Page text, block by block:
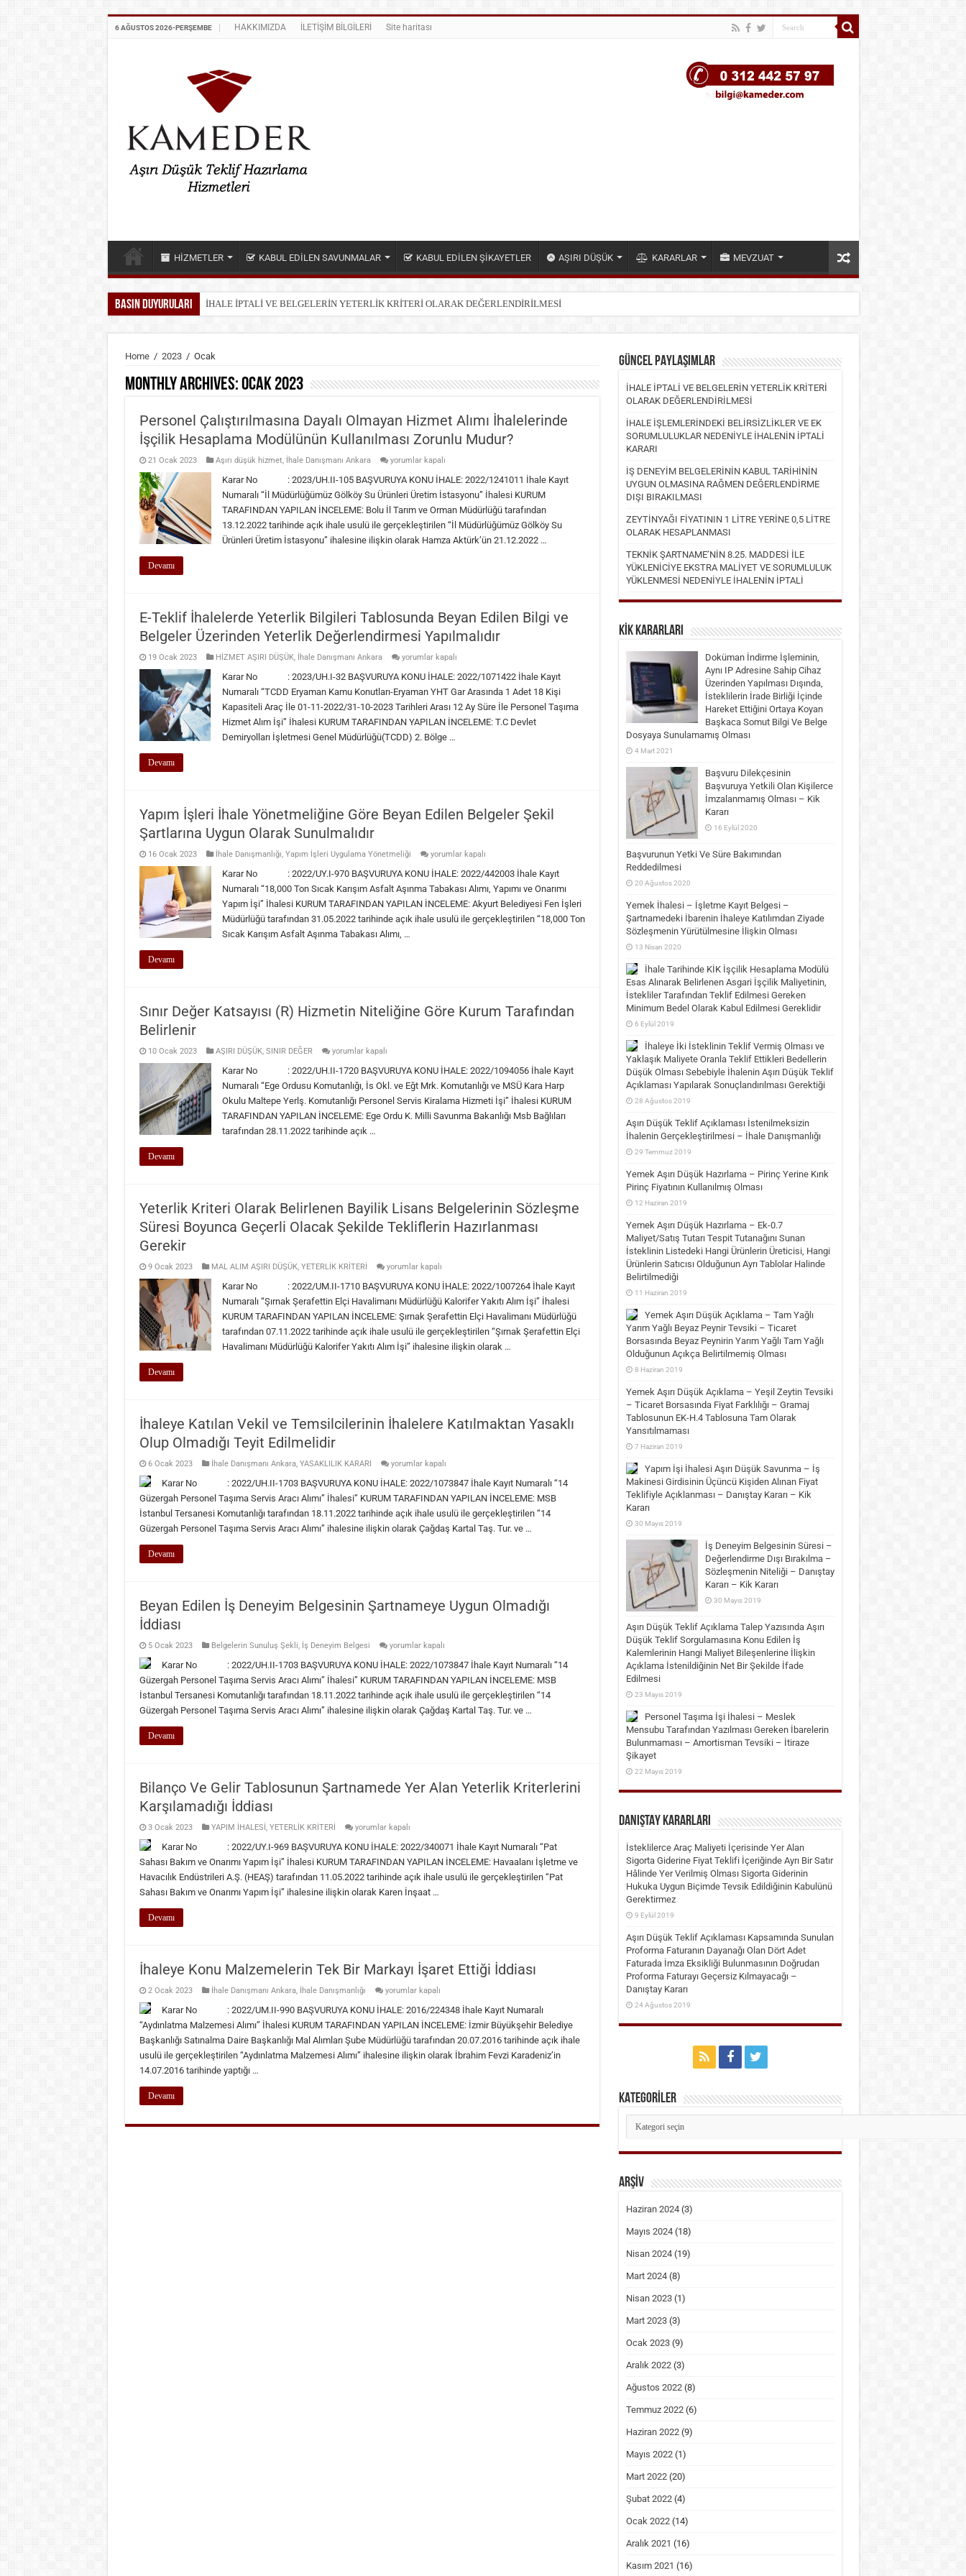
6 AĞUSTOS 2026-PERŞEMBE HAKKIMIZDA İLETİŞİM BİLGİLERİ Site haritası
HİZMETLER KABUL EDİLEN SAVUNMALAR KABUL EDİLEN ŞİKAYETLER AŞIRI DÜŞÜK KARARLAR MEVZUAT
Basın duyuruları İHALE İŞLEMLERİNDEKİ BELİRSİZLİKLER VE EK SORUMLULUKLAR NEDENİYLE İHALENİN İPTALİ KARARI
Home / 2023 / Ocak
Monthly Archives:Ocak 2023
Personel Çalıştırılmasına Dayalı Olmayan Hizmet Alımı İhalelerinde
İşçilik Hesaplama Modülünün Kullanılması Zorunlu Mudur?
21 Ocak 2023 Aşırı düşük hizmet, İhale Danışmanı Ankara
Personel
Dayalı
Olmayan
Hizmet
Alımı
İhalelerinde
İşçilik
Hesaplama
Modülünün
yorumlar kapalı
Karar No : 2023/UH.II-105 BAŞVURUYA KONU İHALE: 2022/1241011 İhale Kayıt
Numaralı “İl Müdürlüğümüz Gölköy Su Ürünleri Üretim İstasyonu” İhalesi KURUM
TARAFINDAN YAPILAN İNCELEME: Bolu İl Tarım ve Orman Müdürlüğü tarafından
13.12.2022 tarihinde açık ihale usulü ile gerçekleştirilen “İl Müdürlüğümüz Gölköy Su
Ürünleri Üretim İstasyonu” ihalesine ilişkin olarak Hamza Aktürk’ün 21.12.2022 …
Devamı
E-Teklif İhalelerde Yeterlik Bilgileri Tablosunda Beyan Edilen Bilgi ve
Belgeler Üzerinden Yeterlik Değerlendirmesi Yapılmalıdır
19 Ocak 2023 HİZMET AŞIRI DÜŞÜK, İhale Danışmanı Ankara
E-
İhalelerde
Bilgileri
Tablosunda
Beyan
Edilen
Bilgi
ve
yorumlar kapalı
Karar No : 2023/UH.I-32 BAŞVURUYA KONU İHALE: 2022/1071422 İhale Kayıt
Numaralı “TCDD Eryaman Kamu Konutları-Eryaman YHT Gar Arasında 1 Adet 18 Kişi
Kapasiteli Araç İle 01-11-2022/31-10-2023 Tarihleri Arası 12 Ay Süre İle Personel Taşıma
Hizmet Alım İşi” İhalesi KURUM TARAFINDAN YAPILAN İNCELEME: T.C Devlet
Demiryolları İşletmesi Genel Müdürlüğü(TCDD) 2. Bölge …
Devamı
Yapım İşleri İhale Yönetmeliğine Göre Beyan Edilen Belgeler Şekil
Şartlarına Uygun Olarak Sunulmalıdır
16 Ocak 2023 İhale Danışmanlığı, Yapım İşleri Uygulama Yönetmeliği
Yapım
İhale
Göre
Beyan
Edilen
Belgeler
yorumlar kapalı
Karar No : 2022/UY.I-970 BAŞVURUYA KONU İHALE: 2022/442003 İhale Kayıt
Numaralı “18,000 Ton Sıcak Karışım Asfalt Aşınma Tabakası Alımı, Yapımı ve Onarımı
Yapım İşi” İhalesi KURUM TARAFINDAN YAPILAN İNCELEME: Akyurt Belediyesi Fen İşleri
Müdürlüğü tarafından 31.05.2022 tarihinde açık ihale usulü ile gerçekleştirilen “18,000 Ton
Sıcak Karışım Asfalt Aşınma Tabakası Alımı, …
Devamı
Sınır Değer Katsayısı (R) Hizmetin Niteliğine Göre Kurum Tarafından
Belirlenir
10 Ocak 2023 AŞIRI DÜŞÜK, SINIR DEĞER
Sınır
Katsayısı
Hizmetin
Niteliğine
Göre
Kurum
Tarafından
Belirlenir
yorumlar kapalı
Karar No : 2022/UH.II-1720 BAŞVURUYA KONU İHALE: 2022/1094056 İhale Kayıt
Numaralı “Ege Ordusu Komutanlığı, İs Okl. ve Eğt Mrk. Komutanlığı ve MSÜ Kara Harp
Okulu Maltepe Yerlş. Komutanlığı Personel Servis Kiralama Hizmeti İşi” İhalesi KURUM
TARAFINDAN YAPILAN İNCELEME: Ege Ordu K. Milli Savunma Bakanlığı Msb Bağlıları
tarafından 28.11.2022 tarihinde açık …
Devamı
Yeterlik Kriteri Olarak Belirlenen Bayilik Lisans Belgelerinin Sözleşme
Süresi Boyunca Geçerli Olacak Şekilde Tekliflerin Hazırlanması
Gerekir
9 Ocak 2023 MAL ALIM AŞIRI DÜŞÜK, YETERLİK KRİTERİ
Yeterlik
Olarak
Bayilik
Lisans
Belgelerinin
Sözleşme
Süresi
Boyunca
için
yorumlar kapalı
Karar No : 2022/UM.II-1710 BAŞVURUYA KONU İHALE: 2022/1007264 İhale Kayıt
Numaralı “Şırnak Şerafettin Elçi Havalimanı Müdürlüğü Kalorifer Yakıtı Alım İşi” İhalesi
KURUM TARAFINDAN YAPILAN İNCELEME: Şırnak Şerafettin Elçi Havalimanı Müdürlüğü
tarafından 07.11.2022 tarihinde açık ihale usulü ile gerçekleştirilen “Şırnak Şerafettin Elçi
Havalimanı Müdürlüğü Kalorifer Yakıtı Alım İşi” ihalesine ilişkin olarak …
Devamı
İhaleye Katılan Vekil ve Temsilcilerinin İhalelere Katılmaktan Yasaklı
Olup Olmadığı Teyit Edilmelidir
6 Ocak 2023 İhale Danışmanı Ankara, YASAKLILIK KARARI
İhaleye
Vekil
Temsilcilerinin
İhalelere
Katılmaktan
Yasaklı
yorumlar kapalı
Karar No : 2022/UH.II-1703 BAŞVURUYA KONU İHALE: 2022/1073847 İhale Kayıt Numaralı “14
Güzergah Personel Taşıma Servis Aracı Alımı” İhalesi” KURUM TARAFINDAN YAPILAN İNCELEME: MSB
İstanbul Tersanesi Komutanlığı tarafından 18.11.2022 tarihinde açık ihale usulü ile gerçekleştirilen “14
Güzergah Personel Taşıma Servis Aracı Alımı” ihalesine ilişkin olarak Çağdaş Kartal Taş. Tur. ve …
Devamı
Beyan Edilen İş Deneyim Belgesinin Şartnameye Uygun Olmadığı
İddiası
5 Ocak 2023 Belgelerin Sunuluş Şekli, İş Deneyim Belgesi
Beyan
İş
Belgesinin
Şartnameye
Uygun
Olmadığı
yorumlar kapalı
Karar No : 2022/UH.II-1703 BAŞVURUYA KONU İHALE: 2022/1073847 İhale Kayıt Numaralı “14
Güzergah Personel Taşıma Servis Aracı Alımı” İhalesi” KURUM TARAFINDAN YAPILAN İNCELEME: MSB
İstanbul Tersanesi Komutanlığı tarafından 18.11.2022 tarihinde açık ihale usulü ile gerçekleştirilen “14
Güzergah Personel Taşıma Servis Aracı Alımı” ihalesine ilişkin olarak Çağdaş Kartal Taş. Tur. ve …
Devamı
Bilanço Ve Gelir Tablosunun Şartnamede Yer Alan Yeterlik Kriterlerini
Karşılamadığı İddiası
3 Ocak 2023 YAPIM İHALESİ, YETERLİK KRİTERİ
Bilanço
Gelir
Şartnamede
Yer
Alan
Yeterlik
yorumlar kapalı
Karar No : 2022/UY.I-969 BAŞVURUYA KONU İHALE: 2022/340071 İhale Kayıt Numaralı “Pat
Sahası Bakım ve Onarımı Yapım İşi” İhalesi KURUM TARAFINDAN YAPILAN İNCELEME: Havaalanı İşletme ve
Havacılık Endüstrileri A.Ş. (HEAŞ) tarafından 11.05.2022 tarihinde açık ihale usulü ile gerçekleştirilen “Pat
Sahası Bakım ve Onarımı Yapım İşi” ihalesine ilişkin olarak Karen İnşaat …
Devamı
İhaleye Konu Malzemelerin Tek Bir Markayı İşaret Ettiği İddiası
2 Ocak 2023 İhale Danışmanı Ankara, İhale Danışmanlığı
İhaleye
Malzemelerin
Bir
Markayı
İşaret
Ettiği
yorumlar kapalı
Karar No : 2022/UM.II-990 BAŞVURUYA KONU İHALE: 2016/224348 İhale Kayıt Numaralı
“Aydınlatma Malzemesi Alımı” İhalesi KURUM TARAFINDAN YAPILAN İNCELEME: İzmir Büyükşehir Belediye
Başkanlığı Satınalma Daire Başkanlığı Mal Alımları Şube Müdürlüğü tarafından 20.07.2016 tarihinde açık ihale
usulü ile gerçekleştirilen “Aydınlatma Malzemesi Alımı” ihalesine ilişkin olarak İbrahim Fevzi Karadeniz’in
14.07.2016 tarihinde yaptığı …
Devamı
GÜNCEL PAYLAŞIMLAR
İHALE İPTALİ VE BELGELERİN YETERLİK KRİTERİ
OLARAK DEĞERLENDİRİLMESİ
İHALE İŞLEMLERİNDEKİ BELİRSİZLİKLER VE EK
SORUMLULUKLAR NEDENİYLE İHALENİN İPTALİ
KARARI
İŞ DENEYİM BELGELERİNİN KABUL TARİHİNİN
UYGUN OLMASINA RAĞMEN DEĞERLENDİRME
DIŞI BIRAKILMASI
ZEYTİNYAĞI FİYATININ 1 LİTRE YERİNE 0,5 LİTRE
OLARAK HESAPLANMASI
TEKNİK ŞARTNAME’NİN 8.25. MADDESİ İLE
YÜKLENİCİYE EKSTRA MALİYET VE SORUMLULUK
YÜKLENMESİ NEDENİYLE İHALENİN İPTALİ
KİK KARARLARI
Doküman İndirme İşleminin,
Aynı IP Adresine Sahip Cihaz
Üzerinden Yapılması Dışında,
İsteklilerin İrade Birliği İçinde
Hareket Ettiğini Ortaya Koyan
Başkaca Somut Bilgi Ve Belge
Dosyaya Sunulamamış Olması
4 Mart 2021
Başvuru Dilekçesinin
Başvuruya Yetkili Olan Kişilerce
İmzalanmamış Olması – Kik
Kararı
16 Eylül 2020
Başvurunun Yetki Ve Süre Bakımından
Reddedilmesi
20 Ağustos 2020
Yemek İhalesi – İşletme Kayıt Belgesi –
Şartnamedeki İbarenin İhaleye Katılımdan Ziyade
Sözleşmenin Yürütülmesine İlişkin Olması
13 Nisan 2020
İhale Tarihinde KİK İşçilik Hesaplama Modülü
Esas Alınarak Belirlenen Asgari İşçilik Maliyetinin,
İstekliler Tarafından Teklif Edilmesi Gereken
Minimum Bedel Olarak Kabul Edilmesi Gereklidir
6 Eylül 2019
İhaleye İki İsteklinin Teklif Vermiş Olması ve
Yaklaşık Maliyete Oranla Teklif Ettikleri Bedellerin
Düşük Olması Sebebiyle İhalenin Aşırı Düşük Teklif
Açıklaması Yapılarak Sonuçlandırılması Gerektiği
28 Ağustos 2019
Aşırı Düşük Teklif Açıklaması İstenilmeksizin
İhalenin Gerçekleştirilmesi – İhale Danışmanlığı
29 Temmuz 2019
Yemek Aşırı Düşük Hazırlama – Pirinç Yerine Kırık
Pirinç Fiyatının Kullanılmış Olması
12 Haziran 2019
Yemek Aşırı Düşük Hazırlama – Ek-0.7
Maliyet/Satış Tutarı Tespit Tutanağını Sunan
İsteklinin Listedeki Hangi Ürünlerin Üreticisi, Hangi
Ürünlerin Satıcısı Olduğunun Ayrı Tablolar Halinde
Belirtilmediği
11 Haziran 2019
Yemek Aşırı Düşük Açıklama – Tam Yağlı
Yarım Yağlı Beyaz Peynir Tevsiki – Ticaret
Borsasında Beyaz Peynirin Yarım Yağlı Tam Yağlı
Olduğunun Açıkça Belirtilmemiş Olması
8 Haziran 2019
Yemek Aşırı Düşük Açıklama – Yeşil Zeytin Tevsiki
– Ticaret Borsasında Fiyat Farklılığı – Gramaj
Tablosunun EK-H.4 Tablosuna Tam Olarak
Yansıtılmaması
7 Haziran 2019
Yapım İşi İhalesi Aşırı Düşük Savunma – İş
Makinesi Girdisinin Üçüncü Kişiden Alınan Fiyat
Teklifiyle Açıklanması – Danıştay Kararı – Kik
Kararı
30 Mayıs 2019
İş Deneyim Belgesinin Süresi –
Değerlendirme Dışı Bırakılma –
Sözleşmenin Niteliği – Danıştay
Kararı – Kik Kararı
30 Mayıs 2019
Aşırı Düşük Teklif Açıklama Talep Yazısında Aşırı
Düşük Teklif Sorgulamasına Konu Edilen İş
Kalemlerinin Hangi Maliyet Bileşenlerine İlişkin
Açıklama İstenildiğinin Net Bir Şekilde İfade
Edilmesi
23 Mayıs 2019
Personel Taşıma İşi İhalesi – Meslek
Mensubu Tarafından Yazılması Gereken İbarelerin
Bulunmaması – Amortisman Tevsiki – İtiraze
Şikayet
22 Mayıs 2019
DANIŞTAY KARARLARI
İsteklilerce Araç Maliyeti İçerisinde Yer Alan
Sigorta Giderine Fiyat Teklifi İçeriğinde Ayrı Bir Satır
Hâlinde Yer Verilmiş Olması Sigorta Giderinin
Hukuka Uygun Biçimde Tevsik Edildiğinin Kabulünü
Gerektirmez
9 Eylül 2019
Aşırı Düşük Teklif Açıklaması Kapsamında Sunulan
Proforma Faturanın Dayanağı Olan Dört Adet
Faturada İmza Eksikliği Bulunmasının Doğrudan
Proforma Faturayı Geçersiz Kılmayacağı –
Danıştay Kararı
24 Ağustos 2019
KATEGORİLER
KATEGORİLER
ARŞİV
Haziran 2024(3)
Mayıs 2024(18)
Nisan 2024(19)
Mart 2024(8)
Nisan 2023(1)
Mart 2023(3)
Ocak 2023(9)
Aralık 2022(3)
Ağustos 2022(8)
Temmuz 2022(6)
Haziran 2022(9)
Mayıs 2022(1)
Mart 2022(20)
Şubat 2022(4)
Ocak 2022(14)
Aralık 2021 (16)
Kasım 2021 (16)